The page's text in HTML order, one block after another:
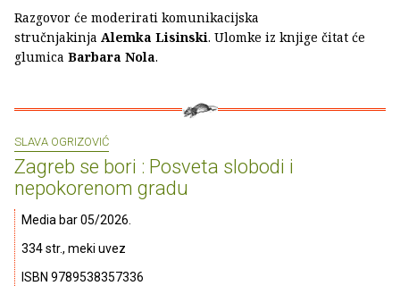
Razgovor će moderirati komunikacijska
stručnjakinja Alemka Lisinski. Ulomke iz knjige čitat će
glumica Barbara Nola.
SLAVA OGRIZOVIĆ
Zagreb se bori : Posveta slobodi i
nepokorenom gradu
Media bar 05/2026.
334 str., meki uvez
ISBN 9789538357336